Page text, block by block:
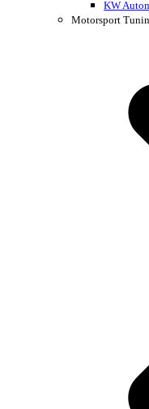
KW
Motorsport